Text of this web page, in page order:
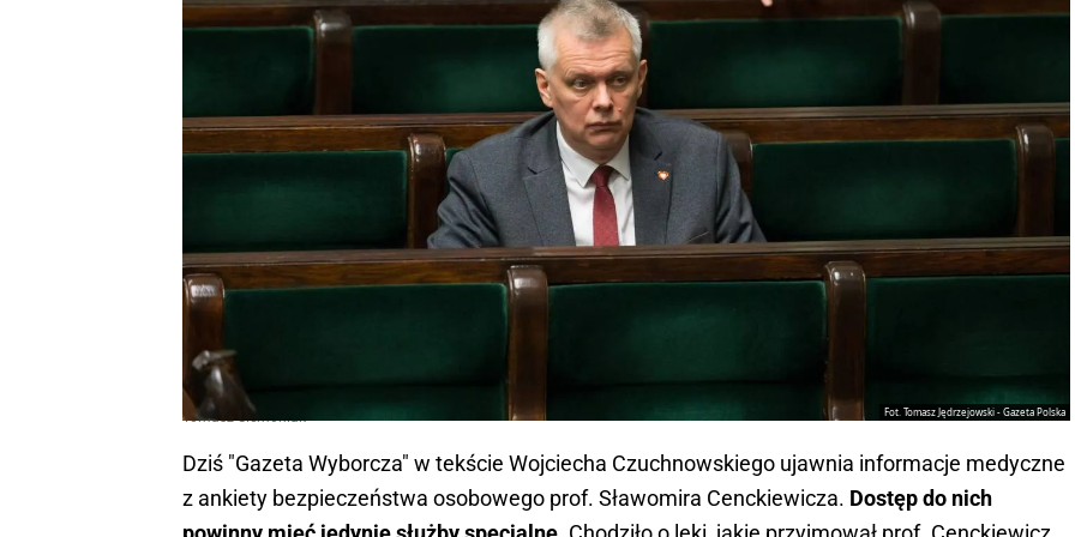
Fot. Tomasz Jędrzejowski - Gazeta Polska
Tomasz Siemoniak
Dziś "Gazeta Wyborcza" w tekście Wojciecha Czuchnowskiego ujawnia informacje medyczne
z ankiety bezpieczeństwa osobowego prof. Sławomira Cenckiewicza. Dostęp do nich